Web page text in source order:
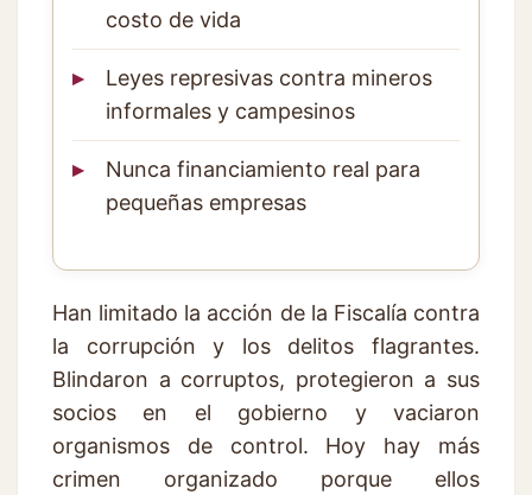
costo de vida
Leyes represivas contra mineros
informales y campesinos
Nunca financiamiento real para
pequeñas empresas
Han limitado la acción de la Fiscalía contra
la corrupción y los delitos flagrantes.
Blindaron a corruptos, protegieron a sus
socios en el gobierno y vaciaron
organismos de control. Hoy hay más
crimen organizado porque ellos